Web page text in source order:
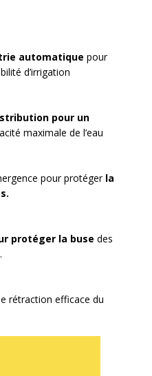
automatique pour
d’irrigation
pour un
maximale de l’eau
pour protégerla
protéger la buse des
rétraction efficace du